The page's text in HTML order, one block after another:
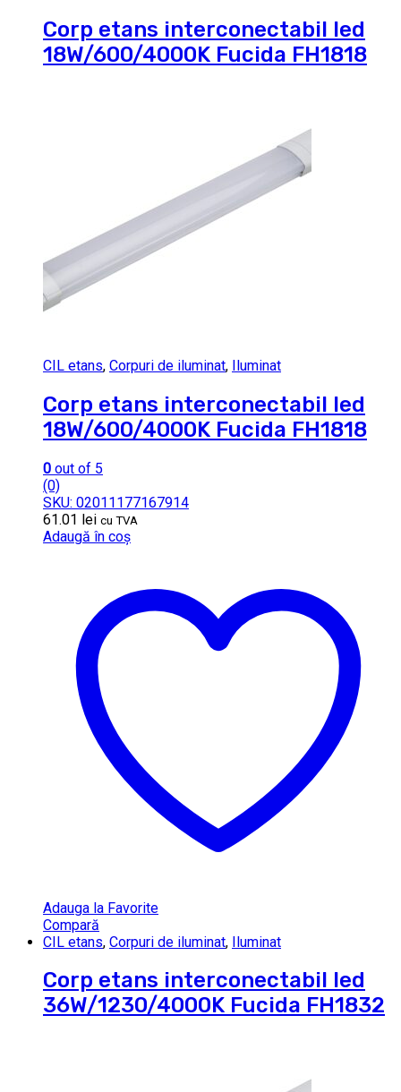
Corp etans interconectabil led
18W/600/4000K Fucida FH1818
CIL etans, Corpuri de iluminat, Iluminat
Corp etans interconectabil led
18W/600/4000K Fucida FH1818
0 out of 5
(0)
SKU: 02011177167914
61.01 lei cu TVA
Adaugă în coș
Adauga la Favorite
Compară
CIL etans, Corpuri de iluminat, Iluminat
Corp etans interconectabil led
36W/1230/4000K Fucida FH1832